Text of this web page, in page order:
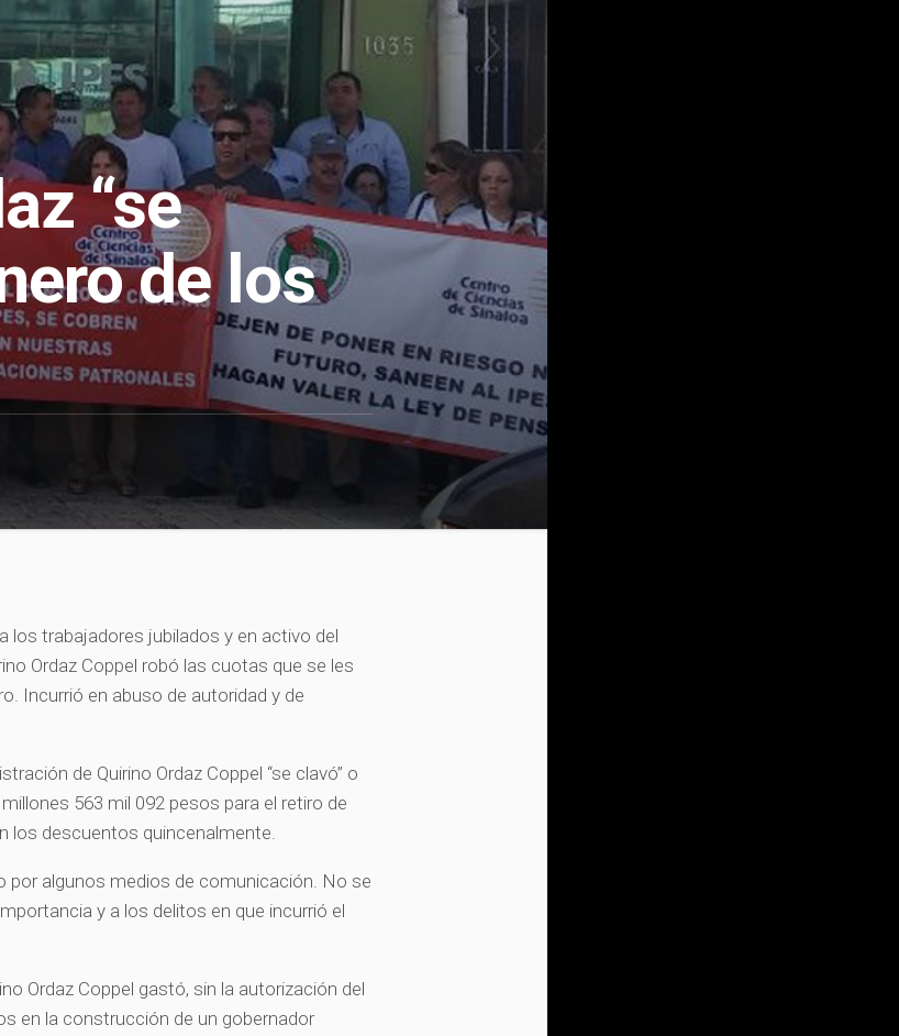
“se
de los
los trabajadores jubilados y en activo del
Ordaz Coppel robó las cuotas que se les
Incurrió en abuso de autoridad y de
de Quirino Ordaz Coppel “se clavó” o
563 mil 092 pesos para el retiro de
los descuentos quincenalmente.
por algunos medios de comunicación. No se
y a los delitos en que incurrió el
Ordaz Coppel gastó, sin la autorización del
en la construcción de un gobernador